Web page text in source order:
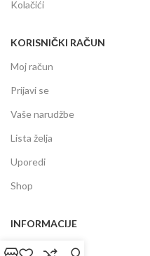
Kolačići
KORISNIČKI RAČUN
Moj račun
Prijavi se
Vaše narudžbe
Lista želja
Uporedi
Shop
INFORMACIJE
Prodajni centar